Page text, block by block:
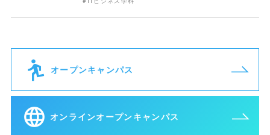
オープンキャンパス
オンラインオープンキャンパス